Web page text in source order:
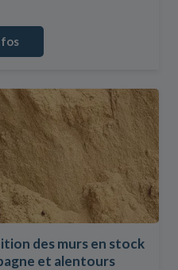
des murs en stock
et alentours